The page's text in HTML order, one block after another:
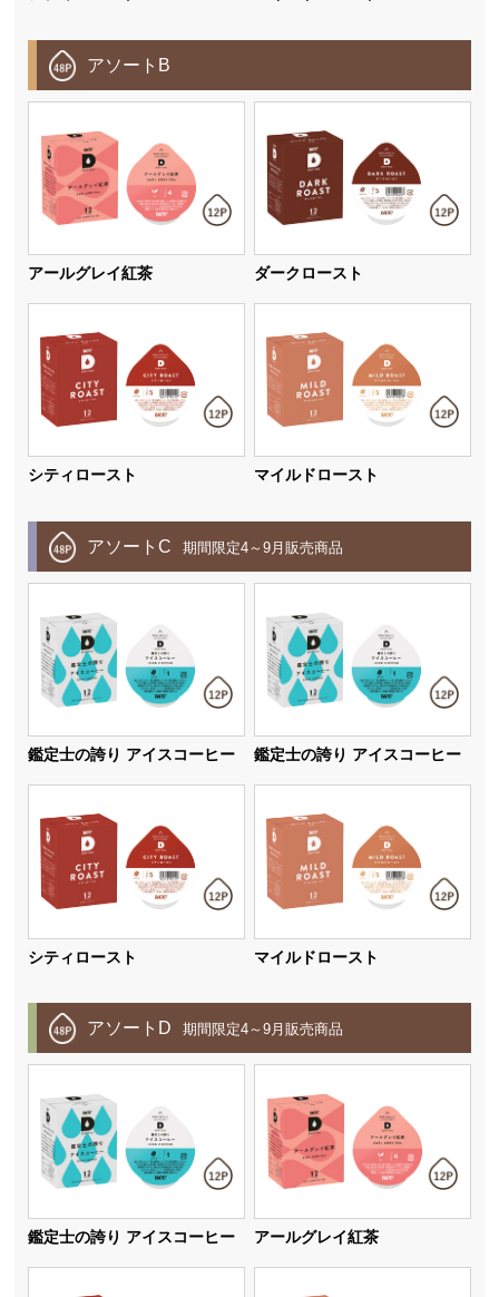
アソートB
アールグレイ紅茶 ダークロースト
シティロースト マイルドロースト
アソートC 期間限定4～9月販売商品
鑑定士の誇り アイスコーヒー 鑑定士の誇り アイスコーヒー
シティロースト マイルドロースト
アソートD 期間限定4～9月販売商品
鑑定士の誇り アイスコーヒー アールグレイ紅茶